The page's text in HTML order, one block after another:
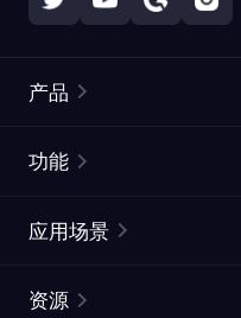
产品
静态住宅代理
功能
ISP代理
应用场景
资源